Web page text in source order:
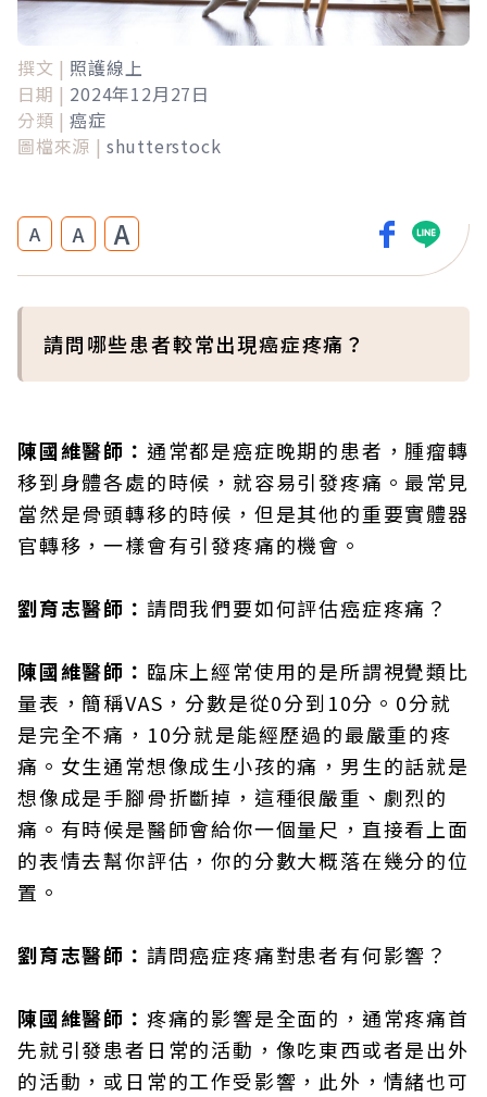
撰文 | 照護線上
日期 | 2024年12月27日
分類 | 癌症
圖檔來源 | shutterstock
A A A
請問哪些患者較常出現癌症疼痛？
陳國維醫師： 通常都是癌症晚期的患者，腫瘤轉
移到身體各處的時候，就容易引發疼痛。最常見
當然是骨頭轉移的時候，但是其他的重要實體器
官轉移，一樣會有引發疼痛的機會。
劉育志醫師： 請問我們要如何評估癌症疼痛？
陳國維醫師： 臨床上經常使用的是所謂視覺類比
量表，簡稱VAS，分數是從0分到10分。0分就
是完全不痛，10分就是能經歷過的最嚴重的疼
痛。女生通常想像成生小孩的痛，男生的話就是
想像成是手腳骨折斷掉，這種很嚴重、劇烈的
痛。有時候是醫師會給你一個量尺，直接看上面
的表情去幫你評估，你的分數大概落在幾分的位
置。
劉育志醫師： 請問癌症疼痛對患者有何影響？
陳國維醫師： 疼痛的影響是全面的，通常疼痛首
先就引發患者日常的活動，像吃東西或者是出外
的活動，或日常的工作受影響，此外，情緒也可